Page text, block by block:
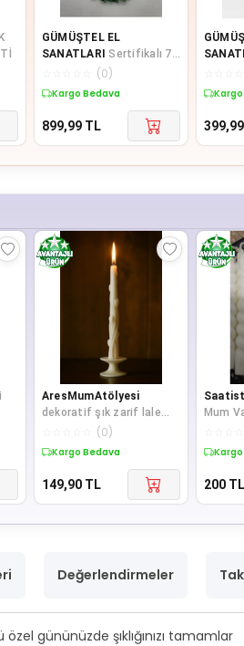
GÜMÜŞTEL EL
SANATLARI Sertifikalı 7
Çakra Doğal Taş Kolye
Bileklik Takımı Orijinal
(0)
Kargo Bedava
899,99 TL
Çakra
Küpe
399,99
AresMumAtölyesi
dekoratif şık zarif lale
detaylı 1 adet yasemin
kokulu şamdan mum
(0)
Kargo Bedava
149,90 TL
Mum
200 TL
Değerlendirmeler
gününüzde şıklığınızı tamamlar